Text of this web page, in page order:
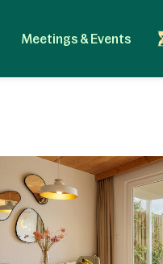
Meetings & Events